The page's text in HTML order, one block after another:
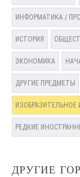
ИНФОРМАТИКА /
ИСТОРИЯ
ЭКОНОМИКА
ДРУГИЕ ПРЕДМЕТЫ
ИЗОБРАЗИТЕЛЬНОЕ
РЕДКИЕ
ДРУГИЕ